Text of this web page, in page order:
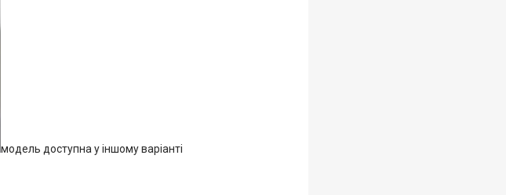
модель доступна у іншому варіанті